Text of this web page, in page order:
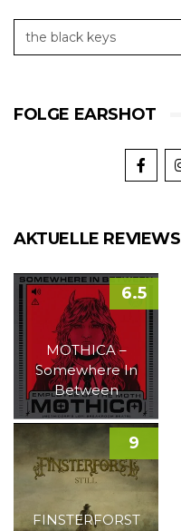
FOLGE EARSHOT
AKTUELLE REVIEWS
MOTHICA –
Somewhere In
Between
6.5
FINSTERFORST
9